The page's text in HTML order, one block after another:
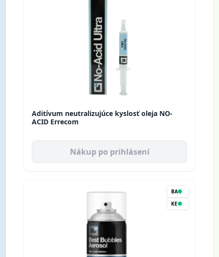
Aditívum neutralizujúce kyslosť oleja NO-
ACID Errecom
Nákup po prihlásení
BA
KE